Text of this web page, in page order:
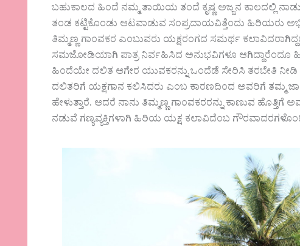
ಬಹುಕಾಲದ ಹಿಂದೆ ನಮ್ಮ ತಾಯಿಯ ತಂದೆ ಕೃಷ್ಣ ಅಜ್ಜನ ಕಾಲದಲ್ಲಿ
ತಂಡ ಕಟ್ಟಿಕೊಂಡು ಆಟವಾಡುವ ಸಂಪ್ರದಾಯವಿತ್ತೆಂದು ಹಿರಿಯರು
ತಿಮ್ಮಣ್ಣ ಗಾಂವಕರ ಎಂಬುವರು ಯಕ್ಷರಂಗದ ಸಮರ್ಥ
ಸಮಜೋಡಿಯಾಗಿ ಪಾತ್ರ ನಿರ್ವಹಿಸಿದ ಅನುಭವಿಗಳೂ ಆಗಿದ್ದಾರೆಂದೂ
ಹಿಂದೆಯೇ ದಲಿತ ಆಗೇರ ಯುವಕರನ್ನು ಒಂದೆಡೆ ಸೇರಿಸಿ ತರಬೇತಿ ನೀಡಿ
ದಲಿತರಿಗೆ ಯಕ್ಷಗಾನ ಕಲಿಸಿದರು ಎಂಬ ಕಾರಣದಿಂದ ಅವರಿಗೆ ತಮ್ಮ
ಹೇಳುತ್ತಾರೆ. ಆದರೆ ನಾನು ತಿಮ್ಮಣ್ಣ ಗಾಂವಕರರನ್ನು ಕಾಣುವ
ನಡುವೆ ಗಣ್ಯವ್ಯಕ್ತಿಗಳಾಗಿ ಹಿರಿಯ ಯಕ್ಷ ಕಲಾವಿದೆಂಬ